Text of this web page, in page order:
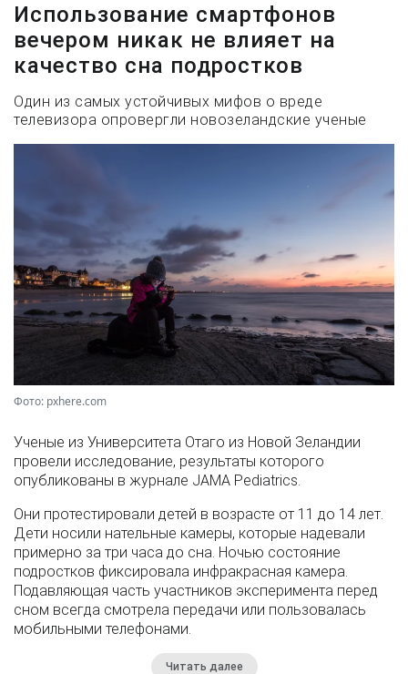
Использование смартфонов
вечером никак не влияет на
качество сна подростков
Один из самых устойчивых мифов о вреде
телевизора опровергли новозеландские ученые
Фото: pxhere.com
Ученые из Университета Отаго из Новой Зеландии
провели исследование, результаты которого
опубликованы в журнале JAMA Pediatrics.
Они протестировали детей в возрасте от 11 до 14 лет.
Дети носили нательные камеры, которые надевали
примерно за три часа до сна. Ночью состояние
подростков фиксировала инфракрасная камера.
Подавляющая часть участников эксперимента перед
сном всегда смотрела передачи или пользовалась
мобильными телефонами.
Читать далее